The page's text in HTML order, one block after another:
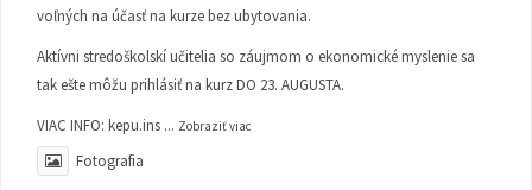
voľných na účasť na kurze bez ubytovania.
Aktívni stredoškolskí učitelia so záujmom o ekonomické myslenie sa
tak ešte môžu prihlásiť na kurz DO 23. AUGUSTA.
VIAC INFO: kepu.ins ... Zobraziť viac
Fotografia